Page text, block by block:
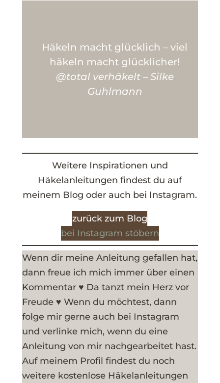
Häkeln macht glücklich – viel
häkeln macht glücklicher!
@total verhäkelt – Silke
Guhlmann
Weitere Inspirationen und
Häkelanleitungen findest du auf
meinem Blog oder auch bei Instagram.
zurück zum Blog
bei Instagram stöbern
Wenn dir meine Anleitung gefallen hat,
dann freue ich mich immer über einen
Kommentar ♥ Da tanzt mein Herz vor
Freude ♥ Wenn du möchtest, dann
folge mir gerne auch bei Instagram
und verlinke mich, wenn du eine
Anleitung von mir nachgearbeitet hast.
Auf meinem Profil findest du noch
weitere kostenlose Häkelanleitungen